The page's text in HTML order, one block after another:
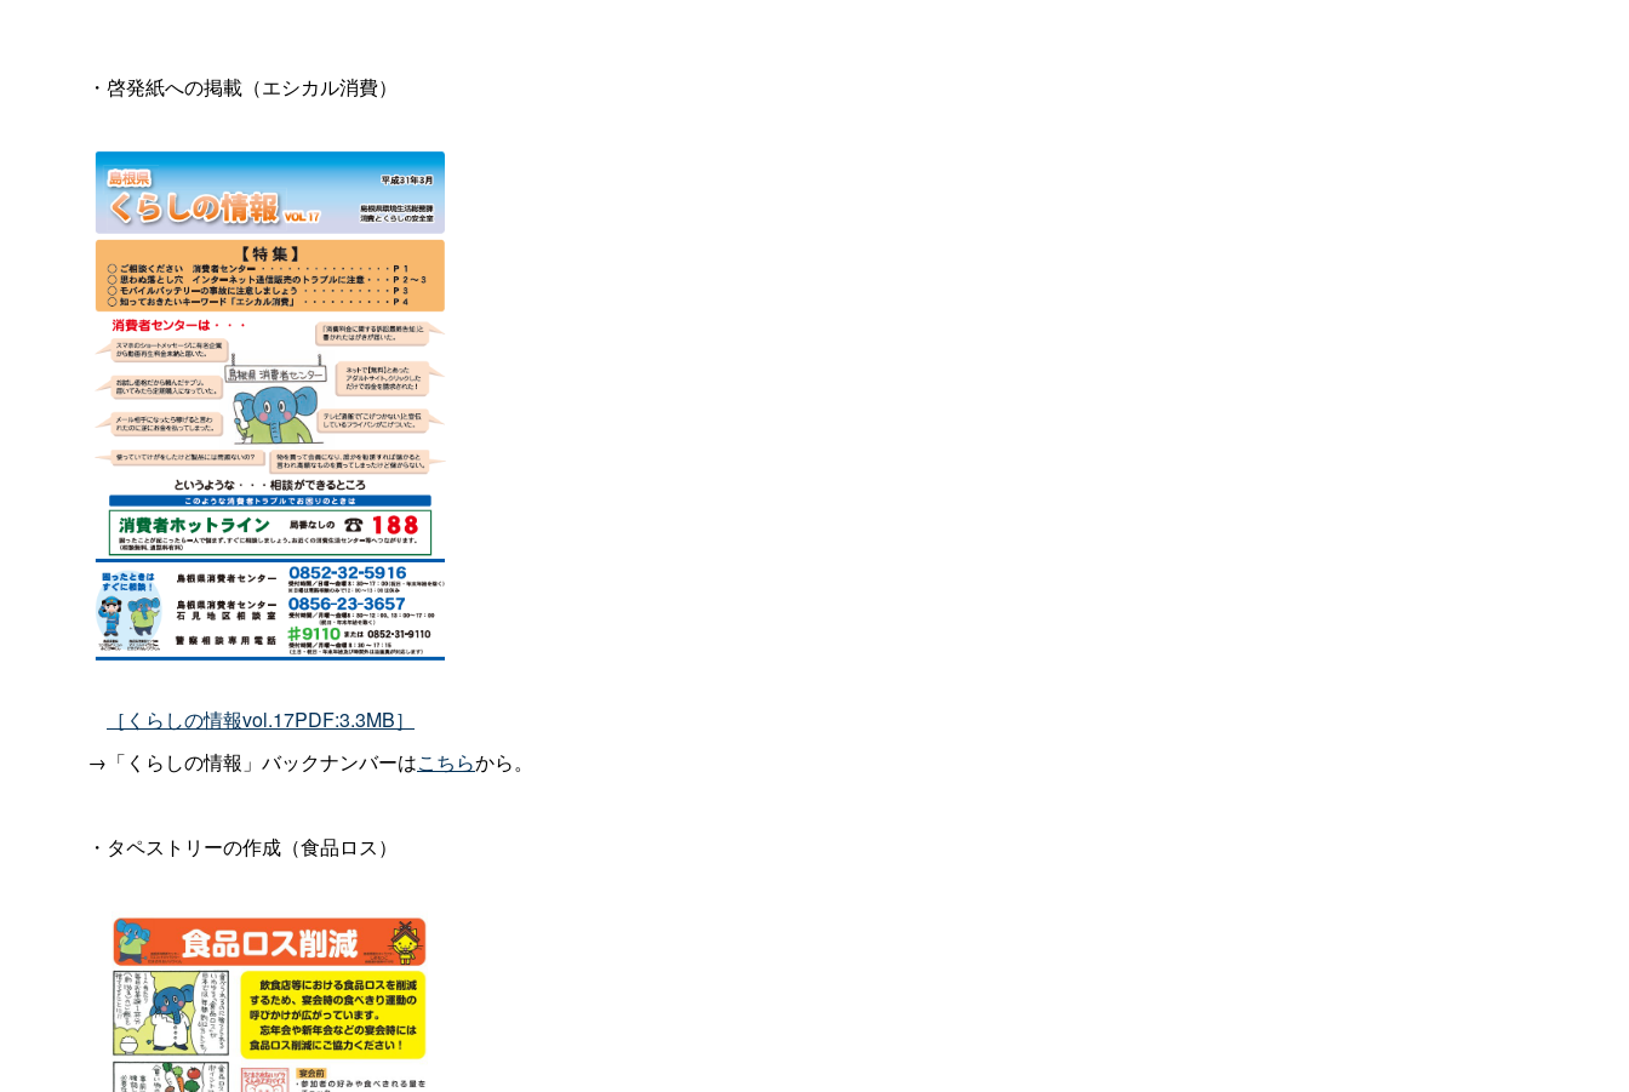
・啓発紙への掲載（エシカル消費）
［くらしの情報vol.17PDF:3.3MB］
→「くらしの情報」バックナンバーはこちらから。
・タペストリーの作成（食品ロス）